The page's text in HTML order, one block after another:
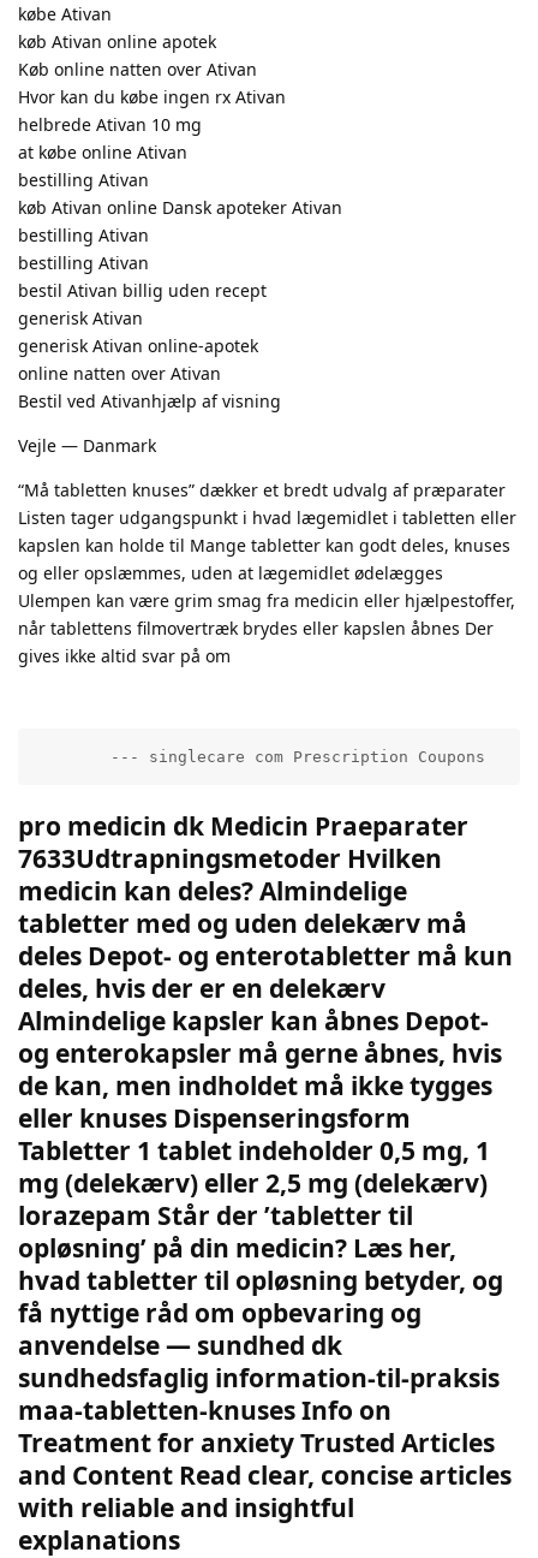
købe Ativan
køb Ativan online apotek
Køb online natten over Ativan
Hvor kan du købe ingen rx Ativan
helbrede Ativan 10 mg
at købe online Ativan
bestilling Ativan
køb Ativan online Dansk apoteker Ativan
bestilling Ativan
bestilling Ativan
bestil Ativan billig uden recept
generisk Ativan
generisk Ativan online-apotek
online natten over Ativan
Bestil ved Ativanhjælp af visning
Vejle — Danmark
“Må tabletten knuses” dækker et bredt udvalg af præparater
Listen tager udgangspunkt i hvad lægemidlet i tabletten eller
kapslen kan holde til Mange tabletter kan godt deles, knuses
og eller opslæmmes, uden at lægemidlet ødelægges
Ulempen kan være grim smag fra medicin eller hjælpestoffer,
når tablettens filmovertræk brydes eller kapslen åbnes Der
gives ikke altid svar på om
--- singlecare com Prescription
pro medicin dk Medicin Praeparater
7633Udtrapningsmetoder Hvilken
medicin kan deles? Almindelige
tabletter med og uden delekærv må
deles Depot- og enterotabletter må kun
deles, hvis der er en delekærv
Almindelige kapsler kan åbnes Depot-
og enterokapsler må gerne åbnes, hvis
de kan, men indholdet må ikke tygges
eller knuses Dispenseringsform
Tabletter 1 tablet indeholder 0,5 mg, 1
mg (delekærv) eller 2,5 mg (delekærv)
lorazepam Står der ’tabletter til
opløsning’ på din medicin? Læs her,
hvad tabletter til opløsning betyder, og
få nyttige råd om opbevaring og
anvendelse — sundhed dk
sundhedsfaglig information-til-praksis
maa-tabletten-knuses Info on
Treatment for anxiety Trusted Articles
and Content Read clear, concise articles
with reliable and insightful
explanations